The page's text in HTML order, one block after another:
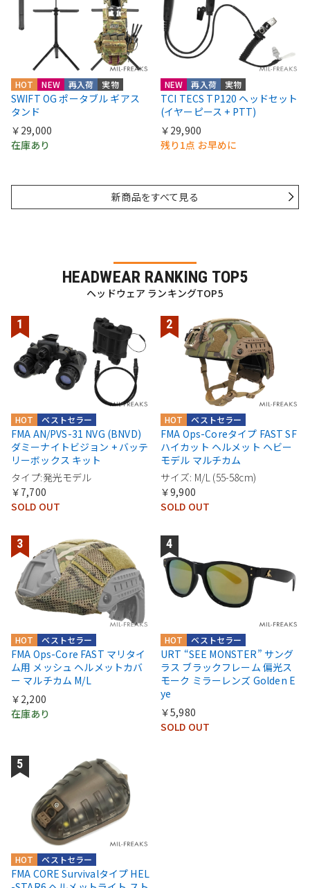
HOT NEW 再入荷 実物
SWIFT OG ポータブル ギアス
タンド
￥29,000
在庫あり
NEW 再入荷 実物
TCI TECS TP120 ヘッドセット
(イヤーピース + PTT)
￥29,900
残り1点 お早めに
新商品をすべて見る
HEADWEAR RANKING TOP5
ヘッドウェア ランキングTOP5
ベストセラー
HOT
FMA AN/PVS-31 NVG (BNVD)
ダミーナイトビジョン + バッテ
リーボックス キット
タイプ:発光モデル
￥7,700
SOLD OUT
ベストセラー
HOT
FMA Ops-Coreタイプ FAST SF
ハイカット ヘルメット ヘビー
モデル マルチカム
サイズ: M/L (55-58cm)
￥9,900
SOLD OUT
ベストセラー
HOT
FMA Ops-Core FAST マリタイ
ム用 メッシュ ヘルメットカバ
ー マルチカム M/L
￥2,200
在庫あり
ベストセラー
HOT
URT “SEE MONSTER” サング
ラス ブラックフレーム 偏光ス
モーク ミラーレンズ Golden E
ye
￥5,980
SOLD OUT
ベストセラー
HOT
FMA CORE Survivalタイプ HEL